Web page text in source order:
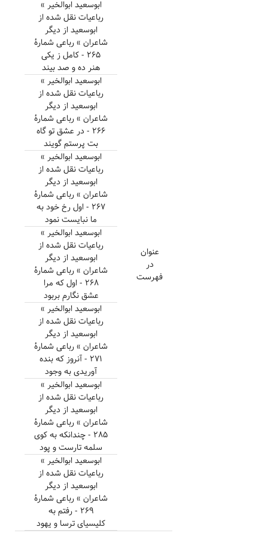
عنوان
در
فهرست
ابوسعید ابوالخیر »
رباعیات نقل شده از
ابوسعید از دیگر
شاعران » رباعی شمارهٔ
۲۶۵ - کامل ز یکی
هنر ده و صد بیند
ابوسعید ابوالخیر »
رباعیات نقل شده از
ابوسعید از دیگر
شاعران » رباعی شمارهٔ
۲۶۶ - در عشق تو گاه
بت پرستم گویند
ابوسعید ابوالخیر »
رباعیات نقل شده از
ابوسعید از دیگر
شاعران » رباعی شمارهٔ
۲۶۷ - اول رخ خود به
ما نبایست نمود
ابوسعید ابوالخیر »
رباعیات نقل شده از
ابوسعید از دیگر
شاعران » رباعی شمارهٔ
۲۶۸ - اول که مرا
عشق نگارم بربود
ابوسعید ابوالخیر »
رباعیات نقل شده از
ابوسعید از دیگر
شاعران » رباعی شمارهٔ
۲۷۱ - آنروز که بنده
آوریدی به وجود
ابوسعید ابوالخیر »
رباعیات نقل شده از
ابوسعید از دیگر
شاعران » رباعی شمارهٔ
۲۸۵ - چندانکه به کوی
سلمه تارست و پود
ابوسعید ابوالخیر »
رباعیات نقل شده از
ابوسعید از دیگر
شاعران » رباعی شمارهٔ
۲۶۹ - رفتم به
کلیسیای ترسا و یهود